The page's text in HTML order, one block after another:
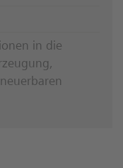
in die